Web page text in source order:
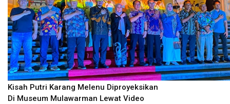
Kisah Putri Karang Melenu Diproyeksikan
Di Museum Mulawarman Lewat Video